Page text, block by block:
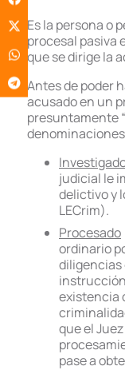
Es la persona o
procesal pasiva
que se dirige la
Antes de poder
acusado en un
presuntamente
judicial le
delictivo y
LECrim).
Procesado
ordinario
diligencias
existencia
que el
pase a